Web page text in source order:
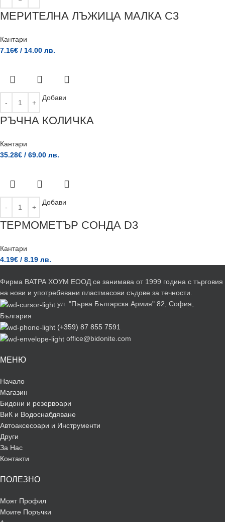
МЕРИТЕЛНА ЛЪЖИЦА МАЛКА C3
Кантари
7.16€ / 14.00 лв.
Добави
РЪЧНА КОЛИЧКА
Кантари
35.28€ / 69.00 лв.
Добави
ТЕРМОМЕТЪР СОНДА D3
Кантари
4.19€ / 8.19 лв.
Фирма ВАТРА ХОУМ ЕООД се занимава от 1999 година с търговия
на нови и употребявани пластмасови съдове за течности.
ул. "Първа Българска Армия" 82, София,
България
(+359) 87 855 7591
office@bidonite.com
МЕНЮ
Начало
Магазин
Бидони и резервоари
ВиК и Водоснабдяване
Автоаксесоари и Инструменти
Други
За Нас
Контакти
ПОЛЕЗНО
Моят Профил
Моите Поръчки